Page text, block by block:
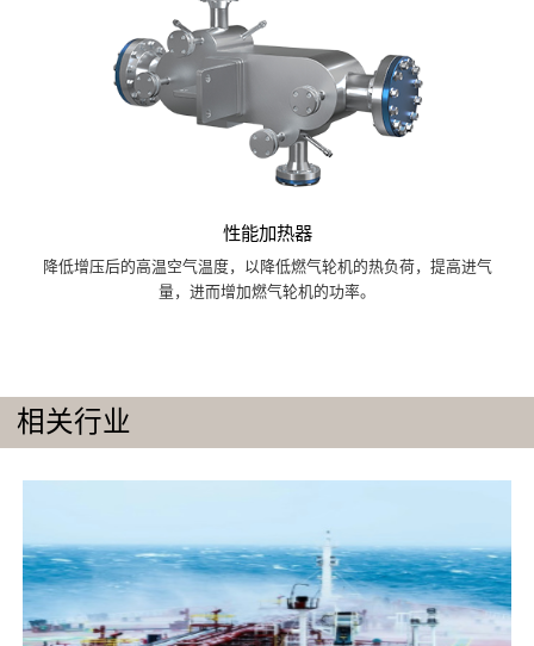
性能加热器
降低增压后的高温空气温度，以降低燃气轮机的热负荷，提高进气
量，进而增加燃气轮机的功率。
相关行业